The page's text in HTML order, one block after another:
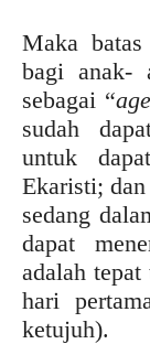
Maka
bagi anak-
sebagai “
sudah
untuk
Ekaristi;
sedang
dapat
adalah
hari
ketujuh).